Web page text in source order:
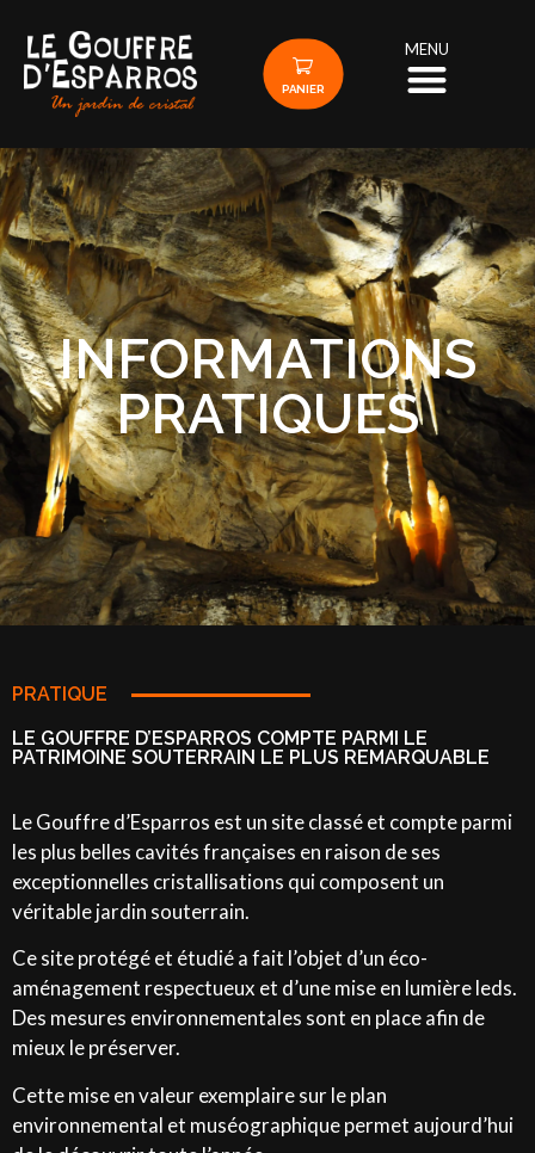
PANIER
MENU
INFORMATIONS
PRATIQUES
PRATIQUE
LE GOUFFRE D’ESPARROS COMPTE PARMI LE
PATRIMOINE SOUTERRAIN LE PLUS REMARQUABLE
Le Gouffre d’Esparros est un site classé et compte parmi
les plus belles cavités françaises en raison de ses
exceptionnelles cristallisations qui composent un
véritable jardin souterrain.
Ce site protégé et étudié a fait l’objet d’un éco-
aménagement respectueux et d’une mise en lumière leds.
Des mesures environnementales sont en place afin de
mieux le préserver.
Cette mise en valeur exemplaire sur le plan
environnemental et muséographique permet aujourd’hui